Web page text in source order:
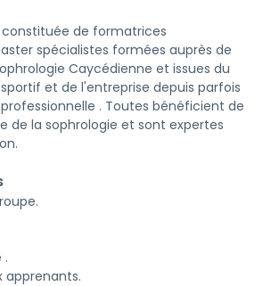
de formatrices
spécialistes formées auprès de
Caycédienne et issues du
et de l'entreprise depuis parfois
. Toutes bénéficient de
de la sophrologie et sont expertes
.
apprenants.